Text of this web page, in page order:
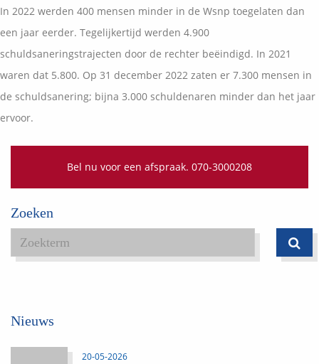
Onderhoudsabonnementen
Contact
Blog
Vermogensplanning
Toekomstig inkomen
In 2022 werden 400 mensen minder in de Wsnp toegelaten dan
een jaar eerder. Tegelijkertijd werden 4.900
schuldsaneringstrajecten door de rechter beëindigd. In 2021
waren dat 5.800. Op 31 december 2022 zaten er 7.300 mensen in
de schuldsanering; bijna 3.000 schuldenaren minder dan het jaar
ervoor.
Bel nu voor een afspraak. 070-3000208
Zoeken
Nieuws
20-05-2026